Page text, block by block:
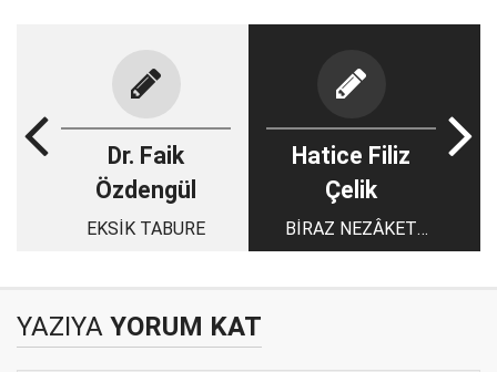
Dr. Faik
Özdengül
EKSİK TABURE
Hatice Filiz
Çelik
BİRAZ NEZÂKET
LÜTFEN
YAZIYA YORUM KAT